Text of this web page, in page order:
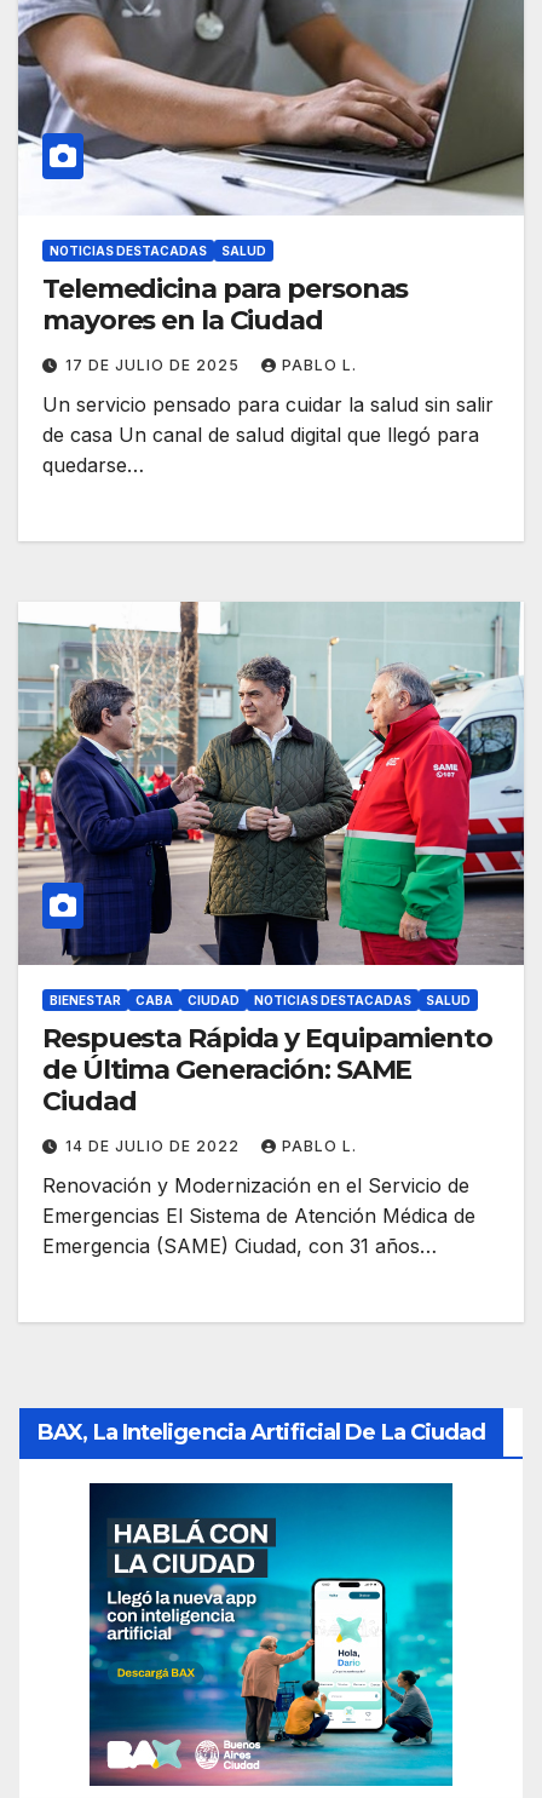
NOTICIAS DESTACADAS SALUD
Telemedicina para personas
mayores en la Ciudad
17 DE JULIO DE 2025 PABLO L.
Un servicio pensado para cuidar la salud sin salir
de casa Un canal de salud digital que llegó para
quedarse…
BIENESTAR CABA CIUDAD NOTICIAS DESTACADAS SALUD
Respuesta Rápida y Equipamiento
de Última Generación: SAME
Ciudad
14 DE JULIO DE 2022 PABLO L.
Renovación y Modernización en el Servicio de
Emergencias El Sistema de Atención Médica de
Emergencia (SAME) Ciudad, con 31 años…
BAX, La Inteligencia Artificial De La Ciudad